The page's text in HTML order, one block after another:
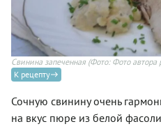
Свинина запеченная (Фото: Фото автора
К рецепту
Сочную свинину очень
на вкус пюре из белой